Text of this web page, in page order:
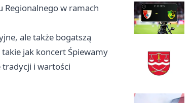
Regionalnego w ramach
ale także bogatszą
jak koncert Śpiewamy
tradycji i wartości